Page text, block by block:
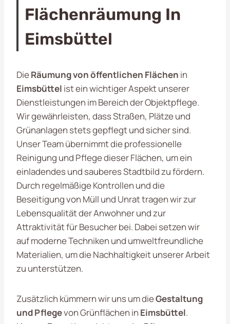
Flächenräumung In
Eimsbüttel
DieRäumung von öffentlichen Flächen in
Eimsbüttel ist ein wichtiger Aspekt unserer
Dienstleistungen im Bereich der Objektpflege.
Wir gewährleisten, dass Straßen, Plätze und
Grünanlagen stets gepflegt und sicher sind.
Unser Team übernimmt die professionelle
Reinigung und Pflege dieser Flächen, um ein
einladendes und sauberes Stadtbild zu fördern.
Durch regelmäßige Kontrollen und die
Beseitigung von Müll und Unrat tragen wir zur
Lebensqualität der Anwohner und zur
Attraktivität für Besucher bei. Dabei setzen wir
auf moderne Techniken und umweltfreundliche
Materialien, um die Nachhaltigkeit unserer Arbeit
zu unterstützen.
Zusätzlich kümmern wir uns um dieGestaltung
und Pflegevon Grünflächen in Eimsbüttel.